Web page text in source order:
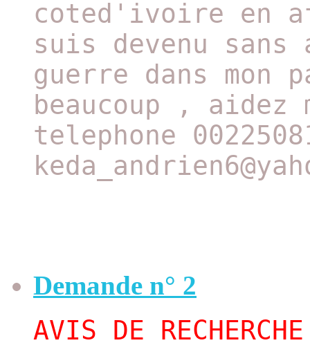
coted'ivoire en
suis devenu
guerre dans
beaucoup ,
telephone
Demande n° 2
AVIS DE